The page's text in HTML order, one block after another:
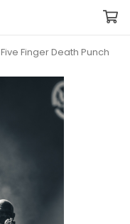
Five Finger Death Punch